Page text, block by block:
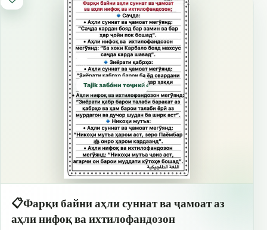
Tajik забо́ни тоҷикӣ́ الطاجيكية
📋Фарқи байни аҳли суннат ва ҷамоат аз
аҳли нифоқ ва ихтилофандозон